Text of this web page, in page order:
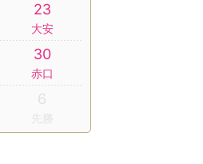
23
大安
30
赤口
6
先勝